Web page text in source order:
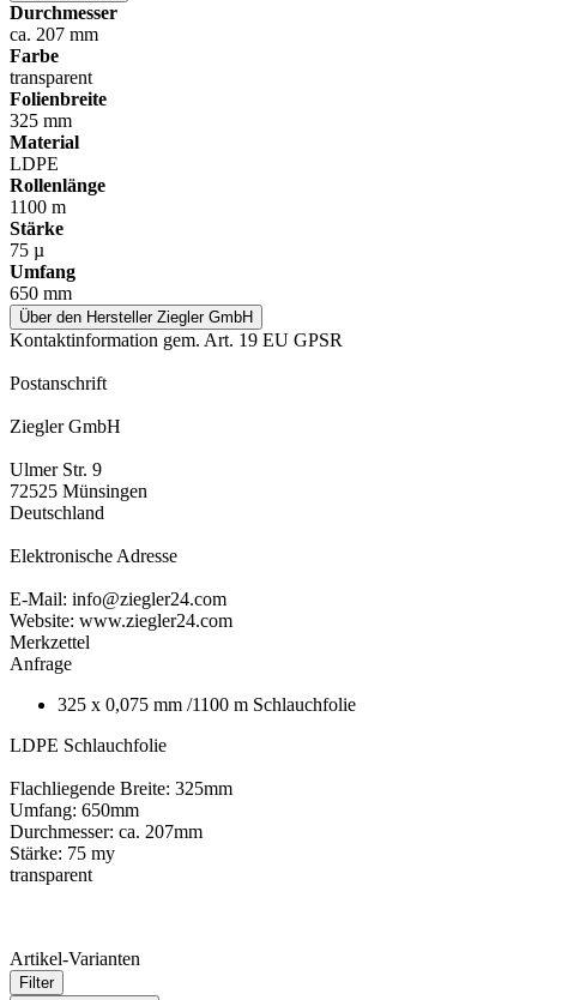
Durchmesser
ca. 207 mm
Farbe
transparent
Folienbreite
325 mm
Material
LDPE
Rollenlänge
1100 m
Stärke
75 µ
Umfang
650 mm
Über den Hersteller Ziegler GmbH
Kontaktinformation gem. Art. 19 EU GPSR
Postanschrift
Ziegler GmbH
Ulmer Str. 9
72525 Münsingen
Deutschland
Elektronische Adresse
E-Mail: info@ziegler24.com
Website: www.ziegler24.com
Merkzettel
Anfrage
325 x 0,075 mm /1100 m Schlauchfolie
LDPE Schlauchfolie
Flachliegende Breite: 325mm
Umfang: 650mm
Durchmesser: ca. 207mm
Stärke: 75 my
transparent
Artikel-Varianten
Filter